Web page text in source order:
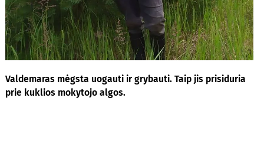
Valdemaras mėgsta uogauti ir grybauti. Taip jis prisiduria
prie kuklios mokytojo algos.